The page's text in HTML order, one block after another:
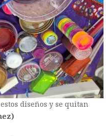
diseños y se quitan